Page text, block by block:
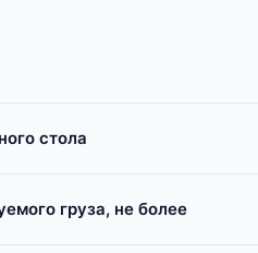
стола
груза, не более